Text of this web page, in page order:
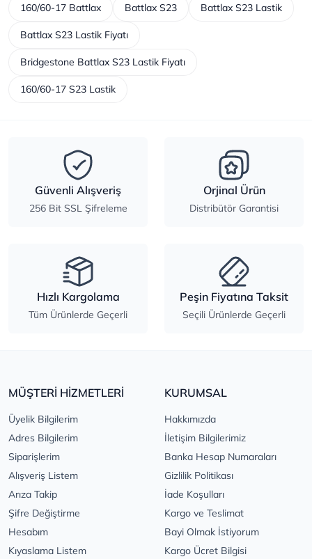
160/60-17 Battlax Battlax S23 Battlax S23 Lastik
Battlax S23 Lastik Fiyatı
Bridgestone Battlax S23 Lastik Fiyatı
160/60-17 S23 Lastik
Güvenli Alışveriş
256 Bit SSL Şifreleme
Orjinal Ürün
Distribütör Garantisi
Hızlı Kargolama
Tüm Ürünlerde Geçerli
Peşin Fiyatına Taksit
Seçili Ürünlerde Geçerli
MÜŞTERİ HİZMETLERİ
Üyelik Bilgilerim
Adres Bilgilerim
Siparişlerim
Alışveriş Listem
Arıza Takip
Şifre Değiştirme
Hesabım
Kıyaslama Listem
KURUMSAL
Hakkımızda
İletişim Bilgilerimiz
Banka Hesap Numaraları
Gizlilik Politikası
İade Koşulları
Kargo ve Teslimat
Bayi Olmak İstiyorum
Kargo Ücret Bilgisi